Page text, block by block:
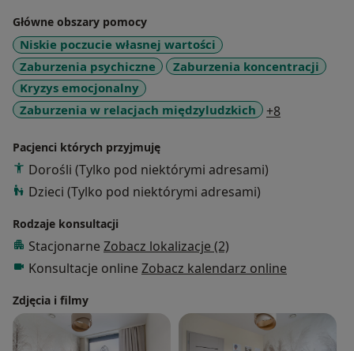
W swojej pracy skupiam się na relacji terapeutycznej,
zależy mi przede wszystkim na tym, aby dwie strony
czuły się bezpiecznie, komfortowo i swobodnie.
Najważniejszym celem mojej pracy jest pomoc w
poprawie jakości życia. Każdy taki moment jest dla
mnie motorem do dalszej pracy.
Dziękuję za zaufanie i chęć umówienia wizyty właśnie u
mnie.
Główne obszary pomocy
Niskie poczucie własnej wartości
Zaburzenia psychiczne
Zaburzenia koncentracji
Kryzys emocjonalny
Zaburzenia w relacjach międzyludzkich
+8
Pacjenci których przyjmuję
Dorośli (Tylko pod niektórymi adresami)
Dzieci (Tylko pod niektórymi adresami)
Rodzaje konsultacji
Stacjonarne Zobacz lokalizacje (2)
Konsultacje online Zobacz kalendarz online
Zdjęcia i filmy